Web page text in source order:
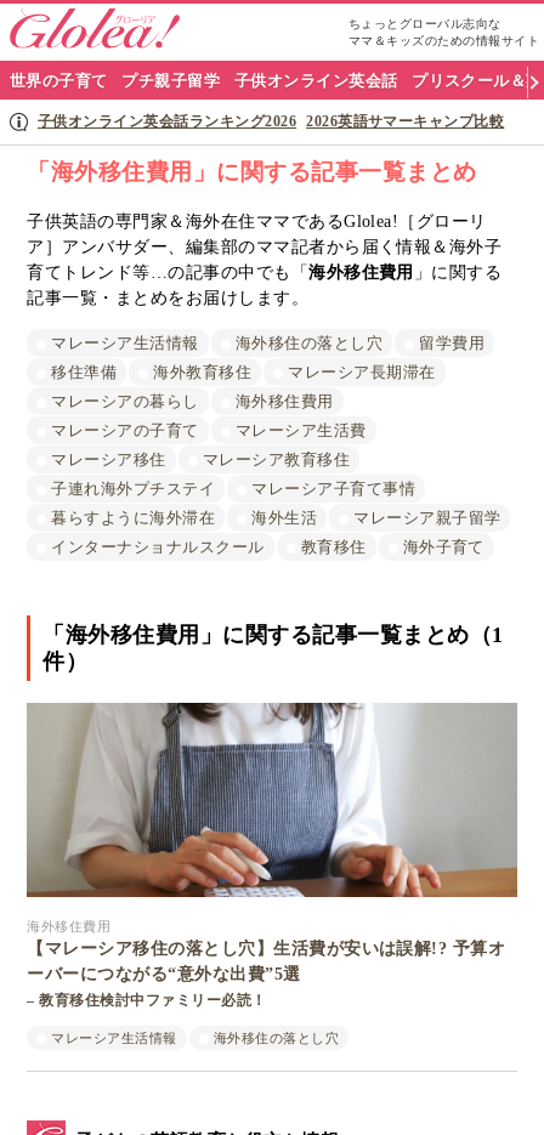
ちょっとグローバル志向な
ママ＆キッズのための情報サイト
グ
ロ
リ
ア
ナ
世界の子育て プチ親子留学 子供オンライン英会話 プリスクール＆
子供オンライン英会話ランキング2026 2026英語サマーキャンプ比較
「海外移住費用」に関する記事一覧まとめ
子供英語の専門家＆海外在住ママであるGlolea!［グローリ
ア］アンバサダー、編集部のママ記者から届く情報＆海外子
育てトレンド等…の記事の中でも「海外移住費用 」に関する
記事一覧・まとめをお届けします。
マレーシア生活情報 海外移住の落とし穴
留学費用
移住準備
海外教育移住
マレーシア長期滞在
マレーシアの暮らし
海外移住費用
マレーシアの子育て
マレーシア生活費
マレーシア移住
マレーシア教育移住
子連れ海外プチステイ
マレーシア子育て事情
暮らすように海外滞在
海外生活
マレーシア親子留学
インターナショナルスクール
教育移住 海外子育て
「海外移住費用」に関する記事一覧まとめ（1
件）
海外移住費用
【マレーシア移住の落とし穴】生活費が安いは誤解!? 予算オ
ーバーにつながる“意外な出費”5選
– 教育移住検討中ファミリー必読！
マレーシア生活情報 海外移住の落とし穴